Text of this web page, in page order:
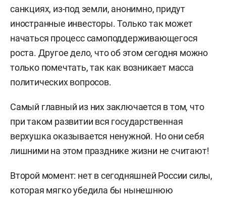
санкциях, из-под земли, анонимно, придут
иностранные инвесторы. Только так может
начаться процесс самоподдерживающегося
роста. Другое дело, что об этом сегодня можно
только помечтать, так как возникает масса
политических вопросов.
Самый главный из них заключается в том, что
при таком развитии вся государственная
верхушка оказывается ненужной. Но они себя
лишними на этом празднике жизни не считают!
Второй момент: нет в сегодняшней России силы,
которая мягко убедила бы нынешнюю